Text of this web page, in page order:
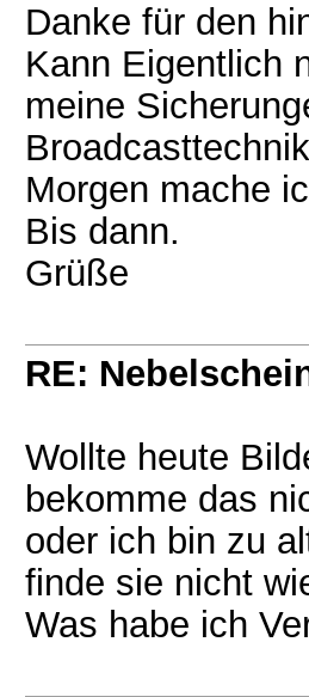
Danke für den
Kann Eigentlich
meine
Morgen mache
Bis dann.
Grüße
RE:
Wollte heute
bekomme das
oder ich bin zu
finde sie nicht
Was habe ich